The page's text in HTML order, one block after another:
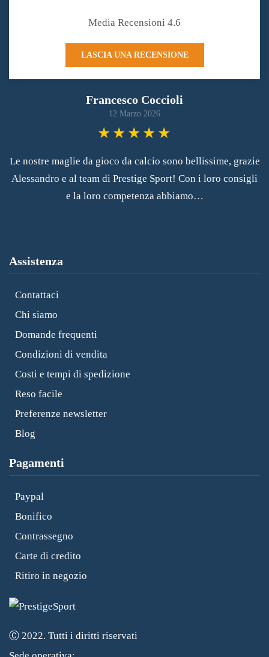
Media Recensioni 4.6
LASCIA UNA RECENSIONE
Francesco Coccioli
12 Marzo 2026
Le nostre maglie da gioco da calcio sono bellissime, grazie
Alessandro e al team di Prestige Sport! Con i loro consigli
e la loro competenza abbiamo…
Assistenza
Contattaci
Chi siamo
Domande frequenti
Condizioni di vendita
Costi e tempi di spedizione
Reso facile
Preferenze newsletter
Blog
Pagamenti
Paypal
Bonifico
Contrassegno
Carte di credito
Ritiro in negozio
Ⓒ 2022. Tutti i diritti riservati